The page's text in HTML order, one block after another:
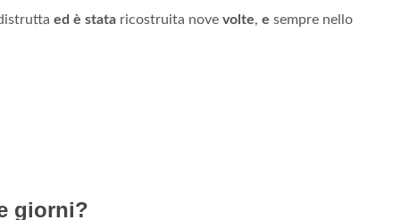
ed è stata ricostruita nove volte, e sempre nello
giorni?